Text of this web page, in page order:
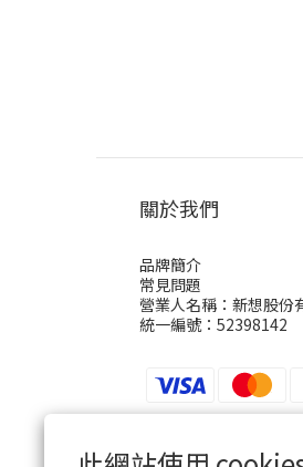
關於我們
品牌簡介
常見問題
營業人名稱：新想股份
統一編號：52398142